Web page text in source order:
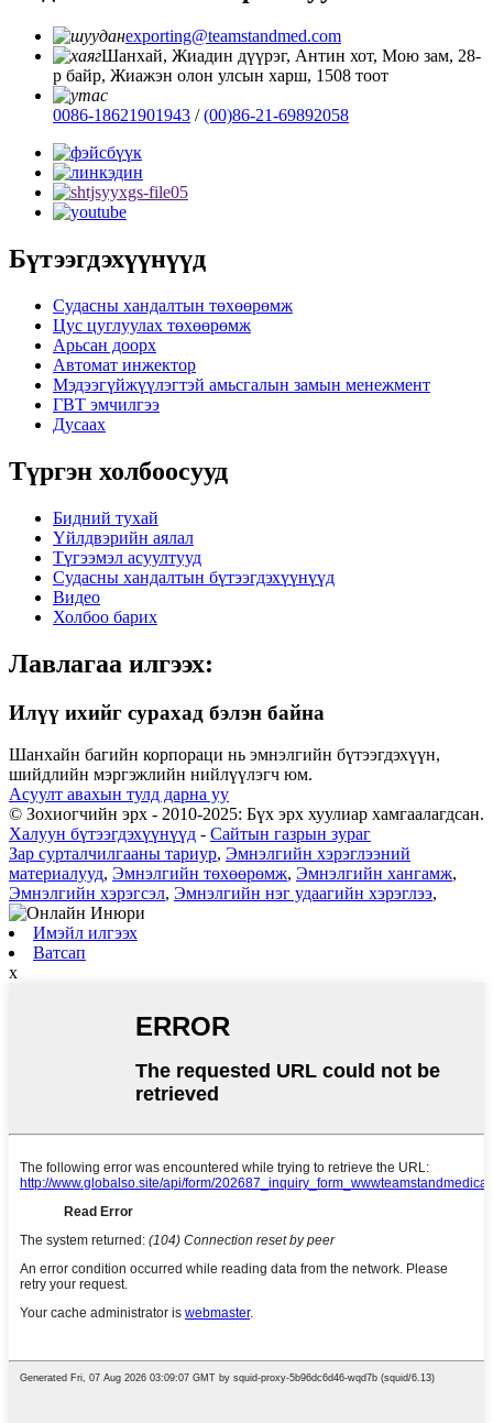
exporting@teamstandmed.com
Шанхай, Жиадин дүүрэг, Антин хот, Мою зам, 28-
р байр, Жиажэн олон улсын харш, 1508 тоот
0086-18621901943 /(00)86-21-69892058
Бүтээгдэхүүнүүд
Судасны хандалтын төхөөрөмж
Цус цуглуулах төхөөрөмж
Арьсан доорх
Автомат инжектор
Мэдээгүйжүүлэгтэй амьсгалын замын менежмент
ГВТ эмчилгээ
Дусаах
Түргэн холбоосууд
Бидний тухай
Үйлдвэрийн аялал
Түгээмэл асуултууд
Судасны хандалтын бүтээгдэхүүнүүд
Видео
Холбоо барих
Лавлагаа илгээх:
Илүү ихийг сурахад бэлэн байна
Шанхайн багийн корпораци нь эмнэлгийн бүтээгдэхүүн,
шийдлийн мэргэжлийн нийлүүлэгч юм.
Асуулт авахын тулд дарна уу
© Зохиогчийн эрх - 2010-2025: Бүх эрх хуулиар хамгаалагдсан.
Халуун бүтээгдэхүүнүүд - Сайтын газрын зураг
Зар сурталчилгааны тариур, Эмнэлгийн хэрэглээний
материалууд, Эмнэлгийн төхөөрөмж, Эмнэлгийн хангамж,
Эмнэлгийн хэрэгсэл, Эмнэлгийн нэг удаагийн хэрэглээ,
Имэйл илгээх
Ватсап
x